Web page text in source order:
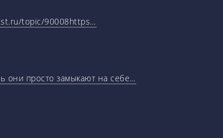
topic/90008https…
они просто замыкают на себе…